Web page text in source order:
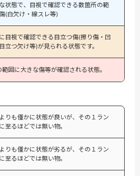
状態で、目視で確認できる数箇所の範
(白欠け・線スレ等)
目視で確認できる目立つ傷(擦り傷・凹
立つ欠け等)が見られる状態です。
範囲に大きな傷等が確認される状態。
りも僅かに状態が良いが、その１ラン
至るほどでは無い物。
りも僅かに状態が劣るが、その１ラン
至るほどでは無い物。